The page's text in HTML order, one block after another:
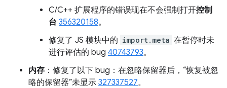
C/C++ 扩展程序的错误现在不会强制打开控制
台 356320158。
修复了 JS 模块中的 import.meta 在暂停时未
进行评估的 bug 40743793。
内存 ：修复了以下 bug：在忽略保留器后，“恢复被忽
略的保留器”未显示 327337527。